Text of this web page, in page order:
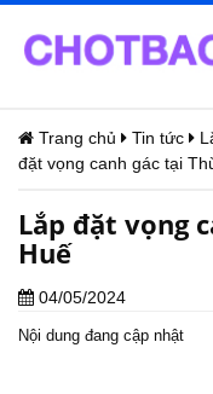
Trang chủ Tin tức
đặt vọng canh gác tại
Lắp đặt vọng
Huế
04/05/2024
Nội dung đang cập nhật